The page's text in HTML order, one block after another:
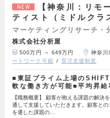
NEW
【神奈川：リモ
ティスト（ミドルクラ
マーケティングリサーチ・
株式会社分析屋
500万円 ～ 649万円 神奈川
ートワーク可能
育児支援制度
■東証プライム上場の
軟な働き方が可能■平均昇
【職務概要】 顧客が抱える課題の解決
通して支援していただきます。顧客と
を通した課題の…